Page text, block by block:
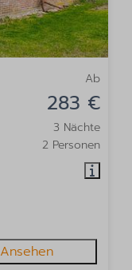
Ab
283 €
3 Nächte
2 Personen
Ansehen